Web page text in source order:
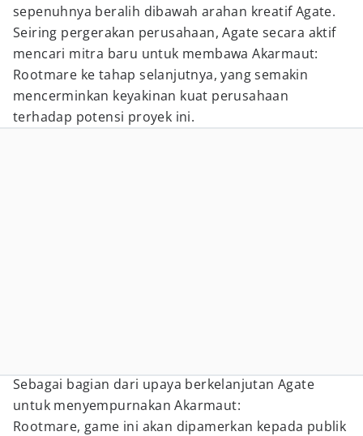
sepenuhnya beralih dibawah arahan kreatif Agate.
Seiring pergerakan perusahaan, Agate secara aktif
mencari mitra baru untuk membawa Akarmaut:
Rootmare ke tahap selanjutnya, yang semakin
mencerminkan keyakinan kuat perusahaan
terhadap potensi proyek ini.
Sebagai bagian dari upaya berkelanjutan Agate
untuk menyempurnakan Akarmaut:
Rootmare, game ini akan dipamerkan kepada publik